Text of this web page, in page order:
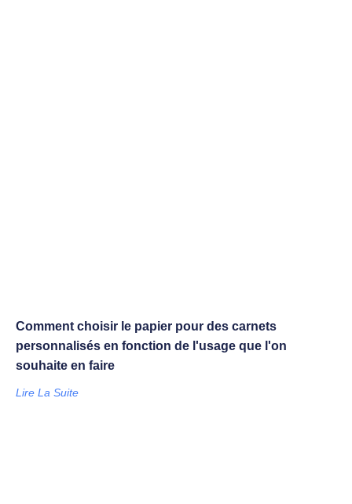
Comment choisir le papier pour des carnets
personnalisés en fonction de l'usage que l'on
souhaite en faire
Lire La Suite